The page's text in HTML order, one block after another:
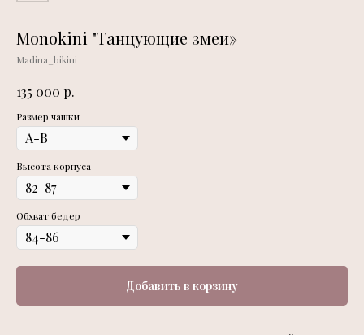
Monokini "Танцующие змеи»
Madina_bikini
135 000 р.
Размер чашки
Высота корпуса
Обхват бедер
Добавить в корзину